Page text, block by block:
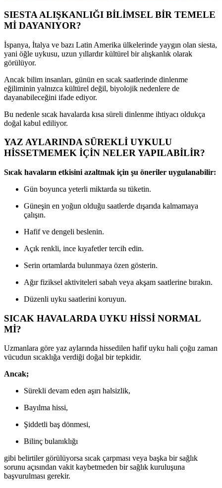
SIESTA ALIŞKANLIĞI BİLİMSEL BİR TEMELE
Mİ DAYANIYOR?
İspanya, İtalya ve bazı Latin Amerika ülkelerinde yaygın olan siesta,
yani öğle uykusu, uzun yıllardır kültürel bir alışkanlık olarak
görülüyor.
Ancak bilim insanları, günün en sıcak saatlerinde dinlenme
eğiliminin yalnızca kültürel değil, biyolojik nedenlere de
dayanabileceğini ifade ediyor.
Bu nedenle sıcak havalarda kısa süreli dinlenme ihtiyacı oldukça
doğal kabul ediliyor.
YAZ AYLARINDA SÜREKLİ UYKULU
HİSSETMEMEK İÇİN NELER YAPILABİLİR?
Sıcak havaların etkisini azaltmak için şu öneriler uygulanabilir:
Gün boyunca yeterli miktarda su tüketin.
Güneşin en yoğun olduğu saatlerde dışarıda kalmamaya
çalışın.
Hafif ve dengeli beslenin.
Açık renkli, ince kıyafetler tercih edin.
Serin ortamlarda bulunmaya özen gösterin.
Ağır fiziksel aktiviteleri sabah veya akşam saatlerine bırakın.
Düzenli uyku saatlerini koruyun.
SICAK HAVALARDA UYKU HİSSİ NORMAL
Mİ?
Uzmanlara göre yaz aylarında hissedilen hafif uyku hali çoğu zaman
vücudun sıcaklığa verdiği doğal bir tepkidir.
Ancak;
Sürekli devam eden aşırı halsizlik,
Bayılma hissi,
Şiddetli baş dönmesi,
Bilinç bulanıklığı
gibi belirtiler görülüyorsa sıcak çarpması veya başka bir sağlık
sorunu açısından vakit kaybetmeden bir sağlık kuruluşuna
başvurulması gerekir.